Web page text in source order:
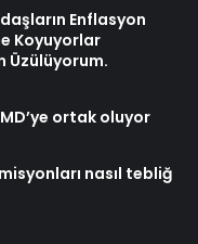
Enflasyon
Koyuyorlar
Üzülüyorum.
ortak oluyor
misyonları nasıl tebliğ